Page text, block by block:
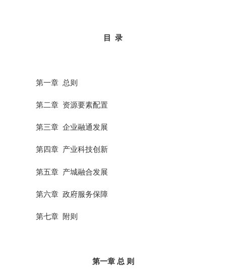
目 录
第一章 总则
第二章 资源要素配置
第三章 企业融通发展
第四章 产业科技创新
第五章 产城融合发展
第六章 政府服务保障
第七章 附则
第一章 总 则